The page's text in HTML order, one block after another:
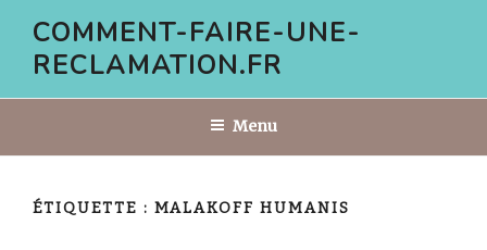
contenu
COMMENT-FAIRE-UNE-
RECLAMATION.FR
Menu
ÉTIQUETTE : MALAKOFF HUMANIS